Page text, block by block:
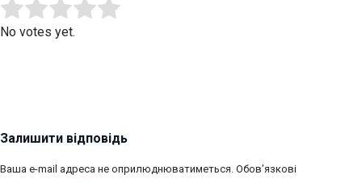
Rate this item:
No votes yet.
Залишити відповідь
Ваша e-mail адреса не оприлюднюватиметься. Обов’язкові